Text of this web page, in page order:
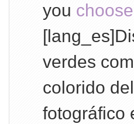
you choose
verdes
colorido
fotográfico